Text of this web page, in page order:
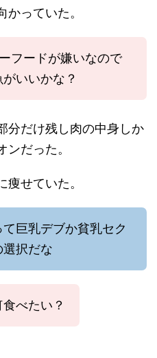
っていた。
フードが嫌いなので
いいかな？
分だけ残し肉の中身しか
だった。
せていた。
巨乳デブか貧乳セク
選択だな
べたい？